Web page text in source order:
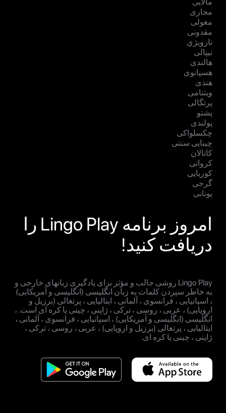
مجاری
مغولی
مقدونی
نارویژي
نیپالی
هالندی
هسپانوی
هندی
ویتنامی
پرتگالی
پشتو
پولندی
چکسلواکی
چینایی سنتی
کاتالان
کرواتی
کوریایی
گرجی
یونانی
امروز برنامه Lingo Play را
دریافت کنید!
Lingo Play روشی جالب و مؤثر برای یادگیری زبانهای خارجی و
به خاطر سپردن کلمات به زبان انگلیسی (انگلیسی و آمریکایی)
، اسپانیایی ، فرانسوی ، آلمانی ، ایتالیایی ، پرتغالی (برزیل و
اروپایی) ، عربی ، روسی ، ترکی ، ژاپنی ، چینی یا کره ای است. ،
انگلیسی (انگلیسی و آمریکایی) ، اسپانیایی ، فرانسوی ، آلمانی ،
ایتالیایی ، پرتغالی (برزیل و اروپایی) ، عربی ، روسی ، ترکی ،
ژاپنی ، چینی یا کره ای.